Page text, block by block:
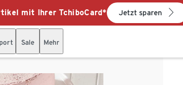
mit Ihrer TchiboCard* Jetzt sparen
Sale Mehr